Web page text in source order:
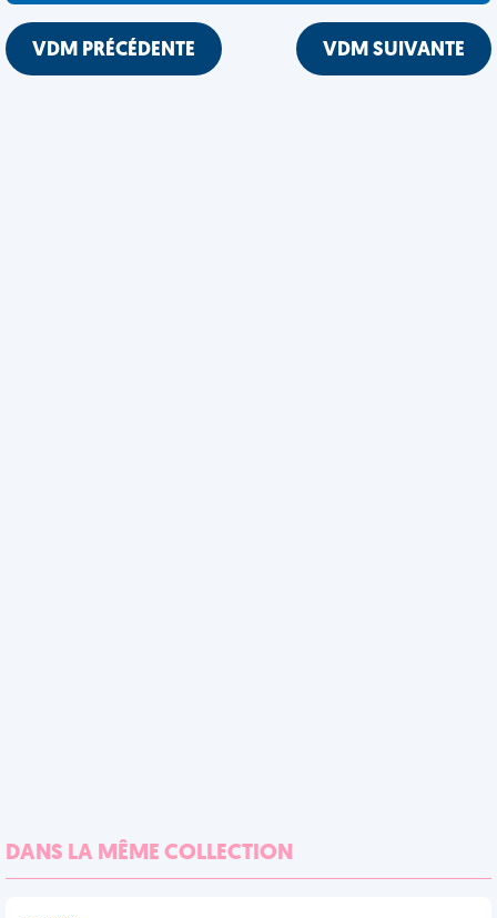
VDM PRÉCÉDENTE VDM SUIVANTE
DANS LA MÊME COLLECTION